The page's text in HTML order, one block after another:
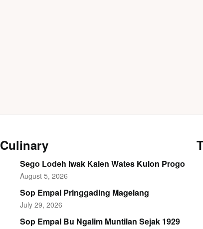
Culinary
Sego Lodeh Iwak Kalen Wates Kulon Progo
August 5, 2026
Sop Empal Pringgading Magelang
July 29, 2026
Sop Empal Bu Ngalim Muntilan Sejak 1929